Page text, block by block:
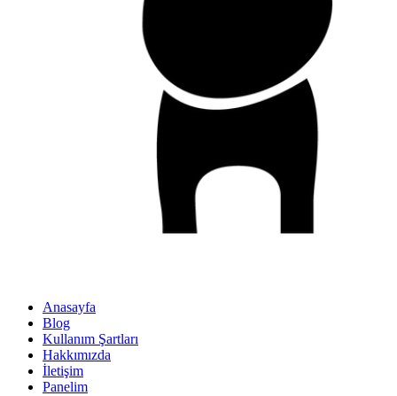
Anasayfa
Blog
Kullanım Şartları
Hakkımızda
İletişim
Panelim